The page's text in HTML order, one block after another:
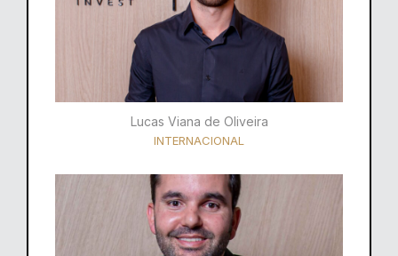
Lucas Viana de Oliveira
INTERNACIONAL